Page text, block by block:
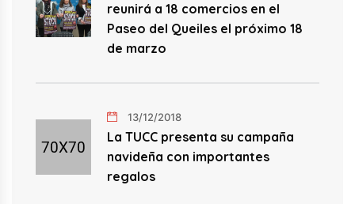
reunirá a 18 comercios en el
Paseo del Queiles el próximo 18
de marzo
13/12/2018
La TUCC presenta su campaña
navideña con importantes
regalos